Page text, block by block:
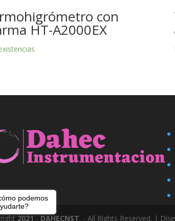
con
HT-A2000EX
2021-DAHECNST. - All Rights Reserved. |
podemos